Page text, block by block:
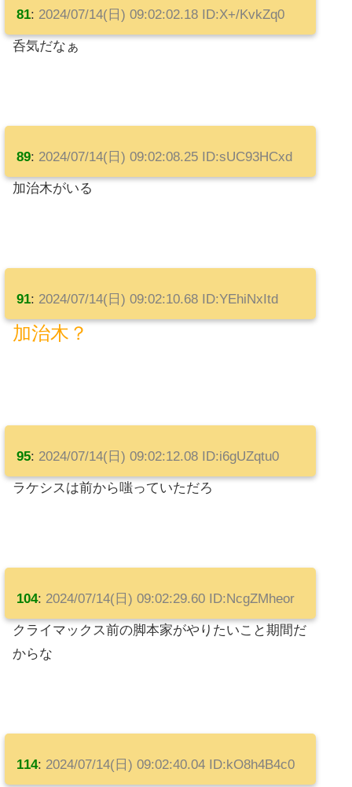
81: 2024/07/14(日) 09:02:02.18 ID:X+/KvkZq0
呑気だなぁ
89: 2024/07/14(日) 09:02:08.25 ID:sUC93HCxd
加治木がいる
91: 2024/07/14(日) 09:02:10.68 ID:YEhiNxItd
加治木？
95: 2024/07/14(日) 09:02:12.08 ID:i6gUZqtu0
ラケシスは前から嗤っていただろ
104: 2024/07/14(日) 09:02:29.60 ID:NcgZMheor
クライマックス前の脚本家がやりたいこと期間だ
からな
114: 2024/07/14(日) 09:02:40.04 ID:kO8h4B4c0